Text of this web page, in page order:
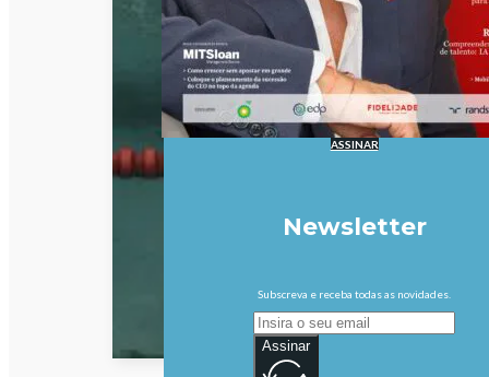
ASSINAR
Newsletter
Subscreva e receba todas as novidades.
Assinar